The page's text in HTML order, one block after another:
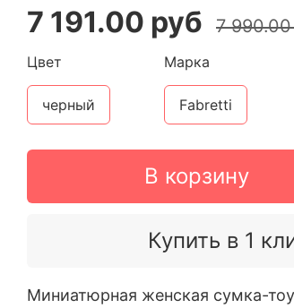
7 191.00 руб 7
В корзину
Купить в 1
Цвет
черный
Марка
Fabretti
Миниатюрная женская сумка-